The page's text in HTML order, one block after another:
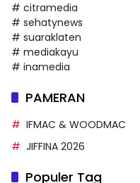
# citramedia
# sehatynews
# suaraklaten
# mediakayu
# inamedia
PAMERAN
IFMAC & WOODMAC
JIFFINA 2026
Populer Tag